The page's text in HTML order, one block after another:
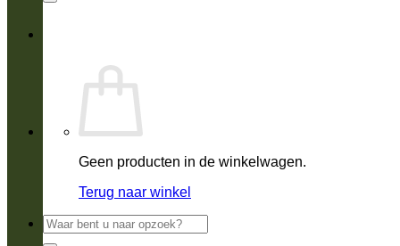
Geen producten in de winkelwagen.
Terug naar winkel
Zoeken
naar: